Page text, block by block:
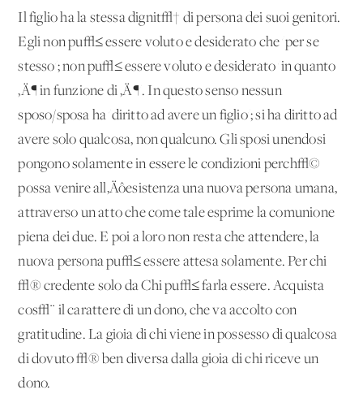
Il figlio ha la stessa dignit√† di persona dei suoi genitori.
Egli non pu√≤ essere voluto e desiderato che 'per se
stesso'; non pu√≤ essere voluto e desiderato 'in quanto
‚Ä¶ in funzione di ‚Ä¶'. In questo senso nessun
sposo/sposa ha 'diritto ad avere un figlio'; si ha diritto ad
avere solo qualcosa, non qualcuno. Gli sposi unendosi
pongono solamente in essere le condizioni perch√©
possa venire all‚Äôesistenza una nuova persona umana,
attraverso un atto che come tale esprime la comunione
piena dei due. E poi a loro non resta che attendere, la
nuova persona pu√≤ essere attesa solamente. Per chi
√® credente solo da Chi pu√≤ farla essere. Acquista
cos√¨ il carattere di un dono, che va accolto con
gratitudine. La gioia di chi viene in possesso di qualcosa
di dovuto √® ben diversa dalla gioia di chi riceve un
dono.